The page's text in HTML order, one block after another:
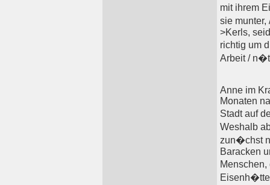
mit ihrem
sie
>Kerls,
richtig um
Arbeit /
Anne im
Monaten
Stadt auf
Weshalb
zun�chst
Baracken